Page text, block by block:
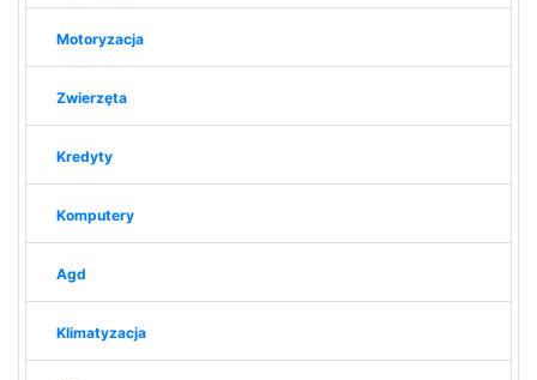
Motoryzacja
Zwierzęta
Kredyty
Komputery
Agd
Klimatyzacja